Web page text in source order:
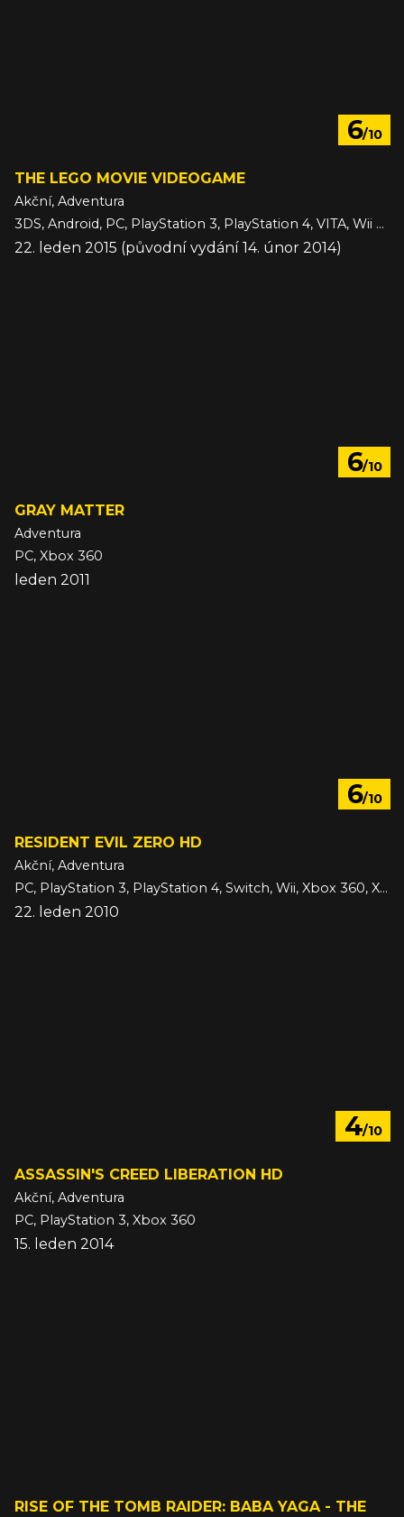
6/10
THE LEGO MOVIE VIDEOGAME
Akční, Adventura
3DS, Android, PC, PlayStation 3, PlayStation 4, VITA, Wii U, Xbox 360, Xbox One, iOS
22. leden 2015 (původní vydání 14. únor 2014)
6/10
GRAY MATTER
Adventura
PC, Xbox 360
leden 2011
6/10
RESIDENT EVIL ZERO HD
Akční, Adventura
PC, PlayStation 3, PlayStation 4, Switch, Wii, Xbox 360, Xbox One
22. leden 2010
4/10
ASSASSIN'S CREED LIBERATION HD
Akční, Adventura
PC, PlayStation 3, Xbox 360
15. leden 2014
RISE OF THE TOMB RAIDER: BABA YAGA - THE